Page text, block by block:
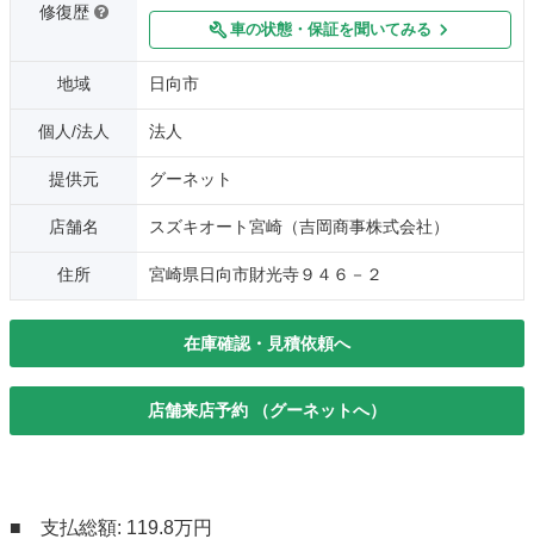
修復歴
車の状態・保証を聞いてみる
地域 日向市
個人/法人 法人
提供元 グーネット
店舗名 スズキオート宮崎（吉岡商事株式会社）
住所 宮崎県日向市財光寺９４６－２
在庫確認・見積依頼へ
店舗来店予約 （グーネットへ）
■ 支払総額: 119.8万円